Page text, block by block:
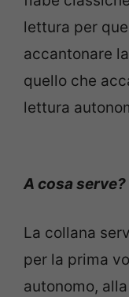
lettura per
accantonare
quello che
lettura
A cosa serve?
La collana
per la prima
autonomo,